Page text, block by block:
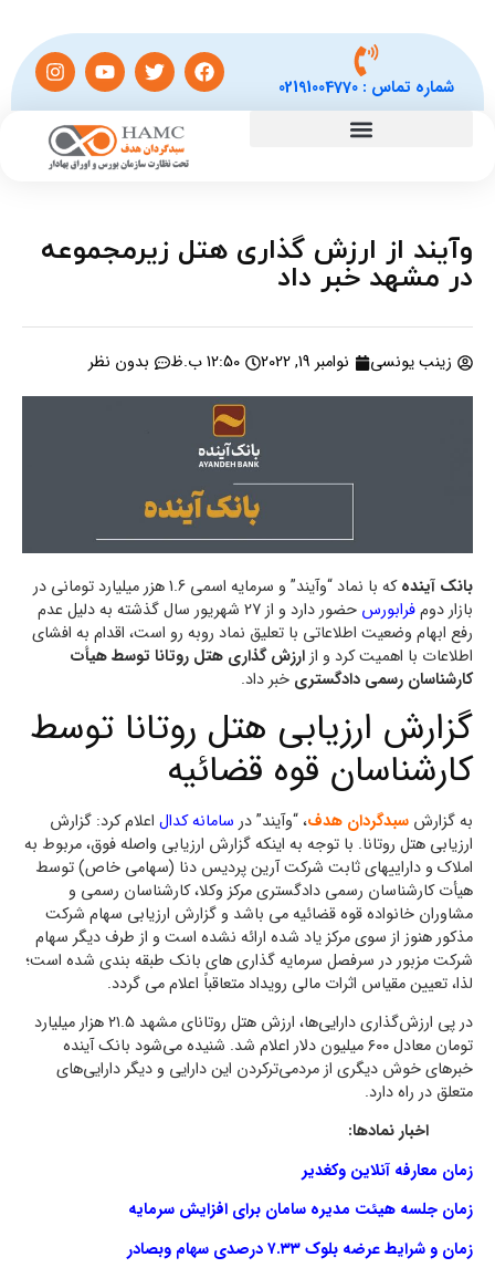
شماره تماس :02191004770
وآیند از ارزش گذاری هتل زیرمجموعه
در مشهد خبر داد
زینب یونسی نوامبر 19, 2022 12:50 ب.ظ بدون نظر
بانک آینده
که با نماد “وآیند” و سرمایه اسمی 1.6 هزر میلیارد تومانی در
بازار دومفرابورس
حضور دارد و از 27 شهریور سال گذشته به دلیل عدم
رفع ابهام وضعیت اطلاعاتی با تعلیق نماد روبه رو است، اقدام به افشای
اطلاعات با اهمیت کرد و ازارزش گذاری هتل روتانا توسط هیأت
کارشناسان رسمی دادگستری خبر داد.
گزارش ارزیابی هتل روتانا توسط
کارشناسان قوه قضائیه
به گزارش سبدگردان هدف، “وآیند” در سامانه کدال اعلام کرد: گزارش
ارزیابی هتل روتانا. با توجه به اینکه گزارش ارزیابی واصله فوق، مربوط به
املاک و داراییهای ثابت شرکت آرین پردیس دنا (سهامی خاص) توسط
هیأت کارشناسان رسمی دادگستری مرکز وکلا، کارشناسان رسمی و
مشاوران خانواده قوه قضائیه می باشد و گزارش ارزیابی سهام شرکت
مذکور هنوز از سوی مرکز یاد شده ارائه نشده است و از طرف دیگر سهام
شرکت مزبور در سرفصل سرمایه گذاری های بانک طبقه بندی شده است؛
لذا، تعیین مقیاس اثرات مالی رویداد متعاقباً اعلام می گردد.
در پی ارزش‌‌گذاری دارایی‌‌ها، ارزش‌‌ هتل روتانای مشهد ٢١.۵ هزار میلیارد
تومان معادل ۶٠٠ میلیون دلار اعلام شد. شنیده می‌شود بانک آینده
خبرهای خوش دیگری از مردمی‌‌ترکردن این دارایی و دیگر دارایی‌‌های
متعلق در راه دارد.
اخبار نمادها:
زمان معارفه آنلاین وکغدیر
زمان جلسه هیئت مدیره سامان برای افزایش سرمایه
زمان و شرایط عرضه بلوک ۷.۳۳ درصدی سهام وبصادر